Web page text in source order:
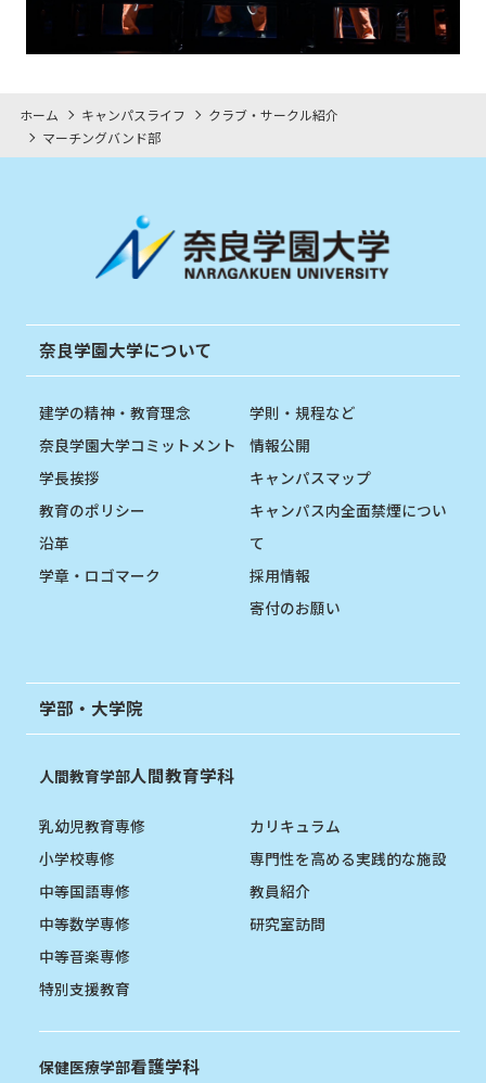
ホーム キャンパスライフ
クラブ・サークル紹介
マーチングバンド部
奈良学園大学について
建学の精神・教育理念
奈良学園大学コミットメント
学長挨拶
教育のポリシー
沿革
学章・ロゴマーク
学則・規程など
情報公開
キャンパスマップ
キャンパス内全面禁煙につい
て
採用情報
寄付のお願い
学部・大学院
人間教育学部人間教育学科
乳幼児教育専修
小学校専修
中等国語専修
中等数学専修
中等音楽専修
特別支援教育
カリキュラム
専門性を高める実践的な施設
教員紹介
研究室訪問
保健医療学部看護学科